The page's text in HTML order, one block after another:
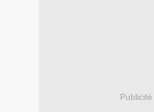
Publicité